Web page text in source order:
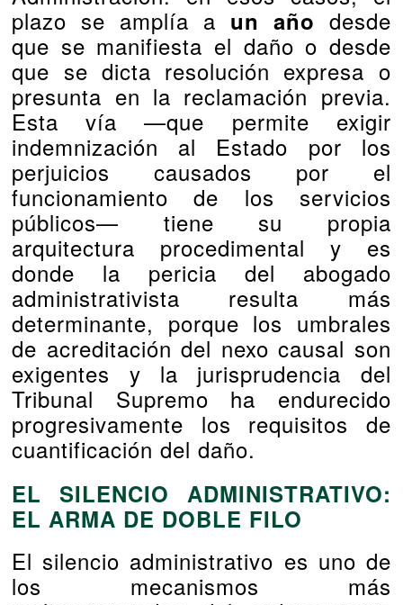
plazo se amplía a un año desde
que se manifiesta el daño o desde
que se dicta resolución expresa o
presunta en la reclamación previa.
Esta vía —que permite exigir
indemnización al Estado por los
perjuicios causados por el
funcionamiento de los servicios
públicos— tiene su propia
arquitectura procedimental y es
donde la pericia del abogado
administrativista resulta más
determinante, porque los umbrales
de acreditación del nexo causal son
exigentes y la jurisprudencia del
Tribunal Supremo ha endurecido
progresivamente los requisitos de
cuantificación del daño.
EL SILENCIO ADMINISTRATIVO:
EL ARMA DE DOBLE FILO
El silencio administrativo es uno de
los mecanismos más